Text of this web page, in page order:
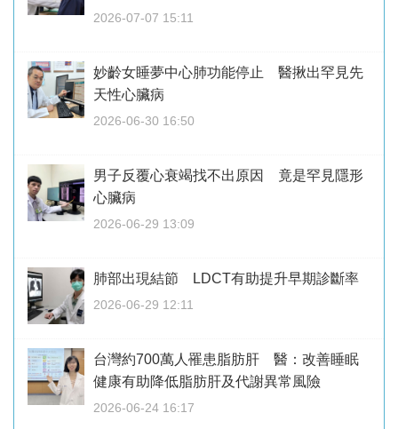
2026-07-07 15:11
妙齡女睡夢中心肺功能停止 醫揪出罕見先
天性心臟病
2026-06-30 16:50
男子反覆心衰竭找不出原因 竟是罕見隱形
心臟病
2026-06-29 13:09
肺部出現結節 LDCT有助提升早期診斷率
2026-06-29 12:11
台灣約700萬人罹患脂肪肝 醫：改善睡眠
健康有助降低脂肪肝及代謝異常風險
2026-06-24 16:17